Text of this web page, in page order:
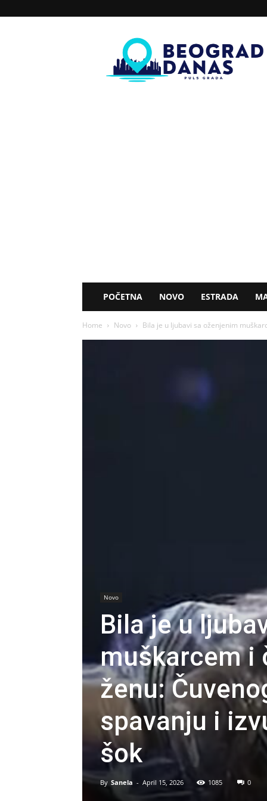
Beograd
Danas
POČETNA NOVO ESTRADA
Home Novo Bila je u ljubavi sa oženjenim
Novo
Bila je u
muškarcem i
ženu:
spavanju i
šok
By Sanela - April 15, 2026 1085 0